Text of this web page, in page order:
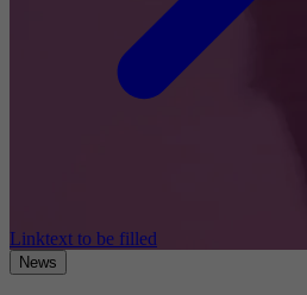
Linktext to be filled
News